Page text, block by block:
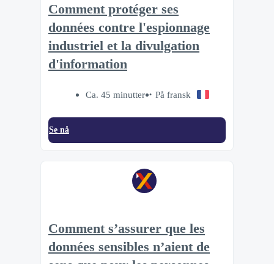
Comment protéger ses
données contre l'espionnage
industriel et la divulgation
d'information
Ca. 45 minutter På fransk
Se nå
Comment s’assurer que les
données sensibles n’aient de